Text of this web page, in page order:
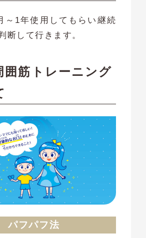
～1年使用してもらい継続
断して行きます。
囲筋トレーニング
パフパフ法